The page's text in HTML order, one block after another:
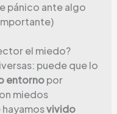
pánico ante algo
el miedo?
puede que lo
entornopor
miedos
vivido